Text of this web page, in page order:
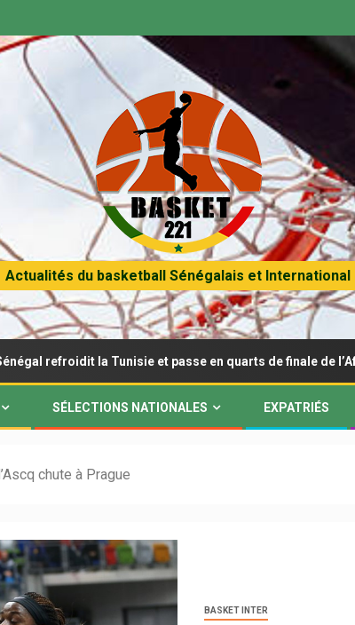
Actualités du basketball Sénégalais et International
la Tunisie et passe en quarts de finale de l’Afrobasket
SÉLECTIONS NATIONALES EXPATRIÉS
chute à Prague
BASKET INTER